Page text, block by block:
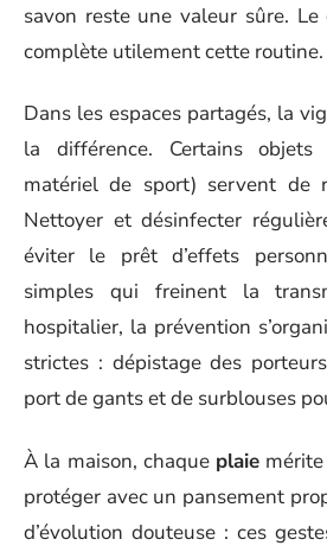
savon reste une valeur sûre.
complète utilement cette routine.
Dans les espaces partagés, la
la différence. Certains objets
matériel de sport) servent de
Nettoyer et désinfecter
éviter le prêt d’effets
simples qui freinent la
hospitalier, la prévention
strictes : dépistage des
port de gants et de surblouses
À la maison, chaque plaie
protéger avec un pansement
d’évolution douteuse : ces